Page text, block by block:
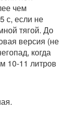
чем
с, если не
тягой. До
версия (не
когда
10-11 литров